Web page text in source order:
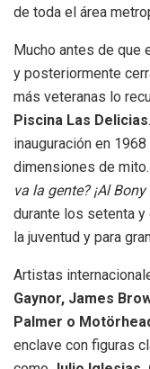
de toda el área
Mucho antes de que
y posteriormente
más veteranas lo
Piscina Las Delicias.
inauguración en
dimensiones de mito.
va la gente? ¡Al Bony
durante los setenta y
la juventud y para
Artistas
Gaynor, James
Palmer o
enclave con figuras